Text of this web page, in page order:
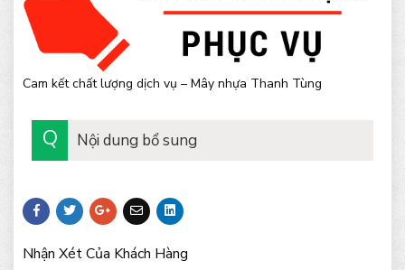
Cam kết chất lượng dịch vụ – Mây nhựa Thanh Tùng
Nội dung bổ sung
Nhận Xét Của Khách Hàng